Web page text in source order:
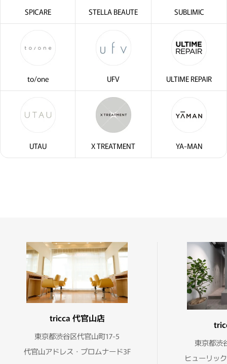
SPICARE STELLA BEAUTE SUBLIMIC
to/one UFV ULTIME REPAIR
UTAU X TREATMENT YA-MAN
tricca 代官山店
東京都渋谷区代官山町17-5
代官山アドレス・プロムナード3F
東京都渋
ヒューリッ